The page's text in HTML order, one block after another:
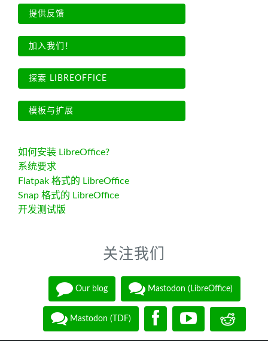
提供反馈
加入我们！
探索 LIBREOFFICE
模板与扩展
如何安装 LibreOffice?
系统要求
Flatpak 格式的 LibreOffice
Snap 格式的 LibreOffice
开发测试版
关注我们
Our blog Mastodon (LibreOffice)
Mastodon (TDF)